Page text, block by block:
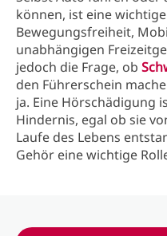
können, ist eine
Bewegungsfreiheit,
unabhängigen
jedoch die Frage, ob
den Führerschein
ja. Eine Hörschädigung
Hindernis, egal ob sie
Laufe des Lebens
Gehör eine wichtige